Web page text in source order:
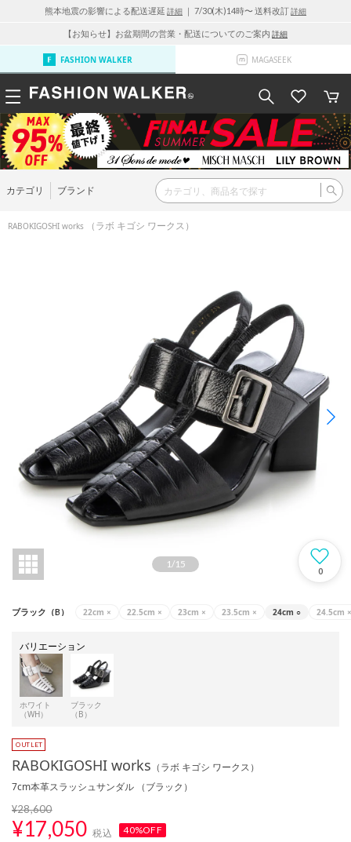
熊本地震の影響による配送遅延 詳細 ｜ 7/30(木)14時〜 送料改訂詳細
【お知らせ】お盆期間の営業・配送についてのご案内 詳細
FASHION WALKER MAGASEEK
カテゴリ ブランド
RABOKIGOSHI works （ラボ キゴシ ワークス）
1 /15
0
ブラック（B） 22cm × 22.5cm × 23cm × 23.5cm × 24cm ○ 24.5cm ×
バリエーション
ホワイト
（WH）
ブラック
（B）
RABOKIGOSHI works （ラボ キゴシ ワークス）
7cm本革スラッシュサンダル （ブラック）
¥28,600
¥17,050 税込 40%OFF